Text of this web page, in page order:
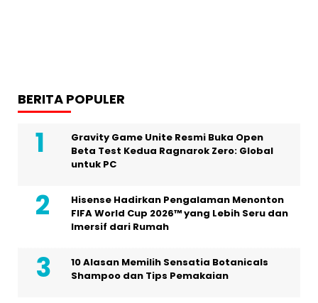
BERITA POPULER
Gravity Game Unite Resmi Buka Open
Beta Test Kedua Ragnarok Zero: Global
untuk PC
Hisense Hadirkan Pengalaman Menonton
FIFA World Cup 2026™ yang Lebih Seru dan
Imersif dari Rumah
10 Alasan Memilih Sensatia Botanicals
Shampoo dan Tips Pemakaian